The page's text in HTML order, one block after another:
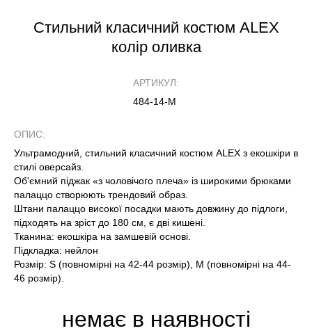
Стильний класичний костюм ALEX
колір оливка
АРТИКУЛ:
484-14-М
ОПИС:
Ультрамодний, стильний класичний костюм ALEX з екошкіри в
стилі оверсайз.
Об'ємний піджак «з чоловічого плеча» із широкими брюками
палаццо створюють трендовий образ.
Штани палаццо високої посадки мають довжину до підлоги,
підходять на зріст до 180 см, є дві кишені.
Тканина: екошкіра на замшевій основі.
Підкладка: нейлон
Розмір: S (повномірні на 42-44 розмір), M (повномірні на 44-
46 розмір).
немає в наявності